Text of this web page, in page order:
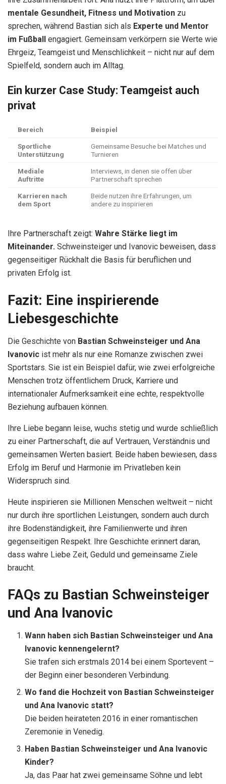
mentale Gesundheit, Fitness und Motivation zu
sprechen, während Bastian sich als Experte und Mentor
im Fußball engagiert. Gemeinsam verkörpern sie Werte wie
Ehrgeiz, Teamgeist und Menschlichkeit – nicht nur auf dem
Spielfeld, sondern auch im Alltag.
Ein kurzer Case Study: Teamgeist auch
privat
Bereich Beispiel
Sportliche
Unterstützung
Gemeinsame Besuche bei Matches und
Turnieren
Mediale
Auftritte
Interviews, in denen sie offen über
Partnerschaft sprechen
Karrieren nach
dem Sport
Beide nutzen ihre Erfahrungen, um
andere zu inspirieren
Ihre Partnerschaft zeigt: Wahre Stärke liegt im
Miteinander. Schweinsteiger und Ivanovic beweisen, dass
gegenseitiger Rückhalt die Basis für beruflichen und
privaten Erfolg ist.
Fazit: Eine inspirierende
Liebesgeschichte
Die Geschichte von Bastian Schweinsteiger und Ana
Ivanovic ist mehr als nur eine Romanze zwischen zwei
Sportstars. Sie ist ein Beispiel dafür, wie zwei erfolgreiche
Menschen trotz öffentlichem Druck, Karriere und
internationaler Aufmerksamkeit eine echte, respektvolle
Beziehung aufbauen können.
Ihre Liebe begann leise, wuchs stetig und wurde schließlich
zu einer Partnerschaft, die auf Vertrauen, Verständnis und
gemeinsamen Werten basiert. Beide haben bewiesen, dass
Erfolg im Beruf und Harmonie im Privatleben kein
Widerspruch sind.
Heute inspirieren sie Millionen Menschen weltweit – nicht
nur durch ihre sportlichen Leistungen, sondern auch durch
ihre Bodenständigkeit, ihre Familienwerte und ihren
gegenseitigen Respekt. Ihre Geschichte erinnert daran,
dass wahre Liebe Zeit, Geduld und gemeinsame Ziele
braucht.
FAQs zu Bastian Schweinsteiger
und Ana Ivanovic
Wann haben sich Bastian Schweinsteiger und Ana
Ivanovic kennengelernt?
Sie trafen sich erstmals 2014 bei einem Sportevent –
der Beginn einer besonderen Verbindung.
Wo fand die Hochzeit von Bastian Schweinsteiger
und Ana Ivanovic statt?
Die beiden heirateten 2016 in einer romantischen
Zeremonie in Venedig.
Haben Bastian Schweinsteiger und Ana Ivanovic
Kinder?
Ja, das Paar hat zwei gemeinsame Söhne und lebt